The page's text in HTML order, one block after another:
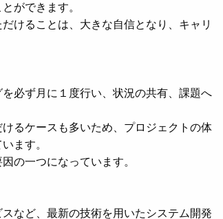
ができます。
けることは、大きな自信となり、キャリ
必ず月に１度行い、状況の共有、課題へ
るケースも多いため、プロジェクトの体
ます。
の一つになっています。
など、最新の技術を用いたシステム開発